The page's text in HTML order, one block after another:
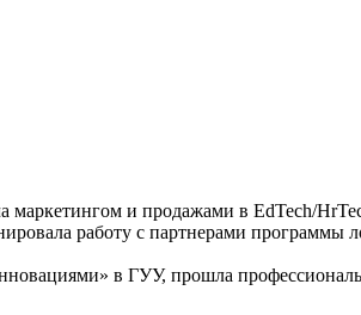
маркетингом и продажами в EdTech/
работу с партнерами программы
в ГУУ, прошла